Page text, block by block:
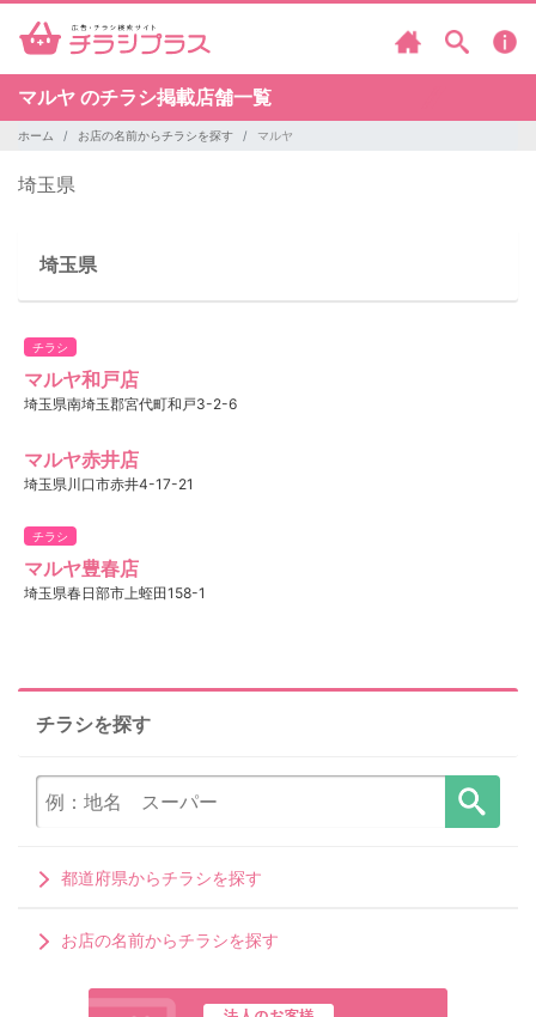
マルヤ のチラシ掲載店舗一覧
ホーム お店の名前からチラシを探す マルヤ
埼玉県
埼玉県
チラシ
マルヤ和戸店
埼玉県南埼玉郡宮代町和戸3-2-6
マルヤ赤井店
埼玉県川口市赤井4-17-21
チラシ
マルヤ豊春店
埼玉県春日部市上蛭田158-1
チラシを探す
都道府県からチラシを探す
お店の名前からチラシを探す